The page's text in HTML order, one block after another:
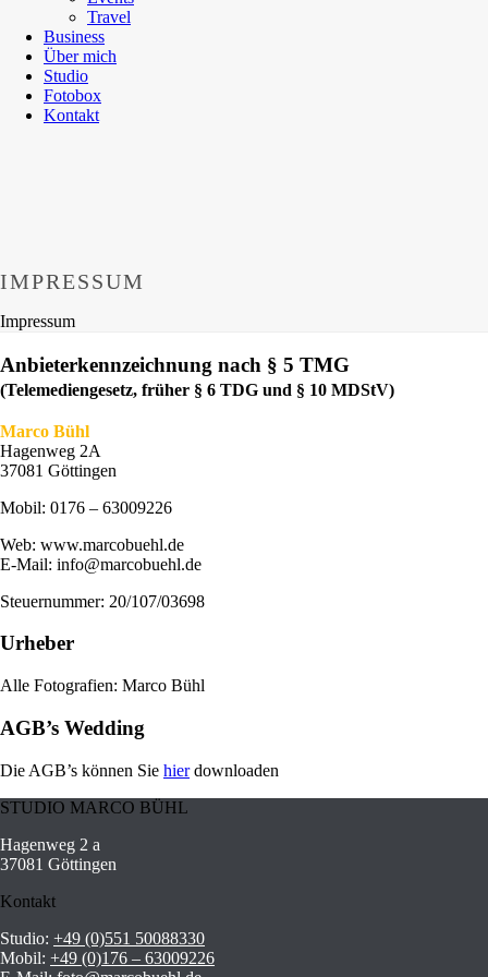
Travel
Business
Über mich
Studio
Fotobox
Kontakt
IMPRESSUM
Impressum
Anbieterkennzeichnung nach § 5 TMG
(Telemediengesetz, früher § 6 TDG und § 10 MDStV)
Marco Bühl
Hagenweg 2A
37081 Göttingen
Mobil: 0176 – 63009226
Web: www.marcobuehl.de
E-Mail: info@marcobuehl.de
Steuernummer: 20/107/03698
Urheber
Alle Fotografien: Marco Bühl
AGB’s Wedding
Die AGB’s können Sie hierdownloaden
STUDIO MARCO BÜHL
Hagenweg 2 a
37081 Göttingen
Kontakt
Studio: +49 (0)551 50088330
Mobil: +49 (0)176 – 63009226